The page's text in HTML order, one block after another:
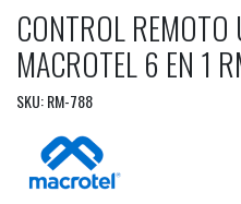
CONTROL REMOTO
MACROTEL 6 EN 1
SKU: RM-788